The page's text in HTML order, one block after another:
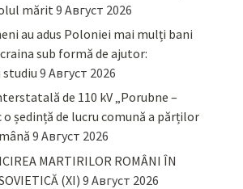
mărit 9 Август 2026
au adus Poloniei mai mulți bani
sub formă de ajutor:
9 Август 2026
de 110 kV „Porubne –
o ședință de lucru comună a părților
9 Август 2026
MARTIRILOR ROMÂNI ÎN
(XI) 9 Август 2026